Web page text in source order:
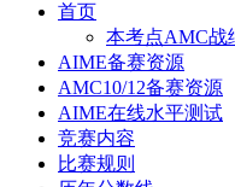
首页
本考点AMC战
AIME备赛资源
AMC10/12备赛资源
AIME在线水平测试
竞赛内容
比赛规则